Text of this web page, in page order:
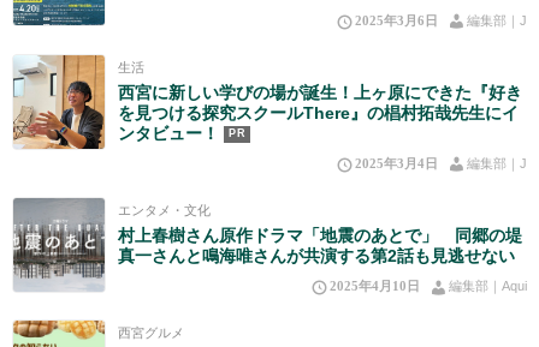
2025年3月6日 編集部｜J
生活
西宮に新しい学びの場が誕生！上ヶ原にできた『好き
を見つける探究スクールThere』の椙村拓哉先生にイ
ンタビュー！
PR
2025年3月4日 編集部｜J
エンタメ・文化
村上春樹さん原作ドラマ「地震のあとで」 同郷の堤
真一さんと鳴海唯さんが共演する第2話も見逃せない
2025年4月10日 編集部｜Aqui
西宮グルメ